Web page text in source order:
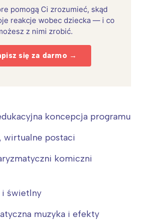
pomogą Ci zrozumieć, skąd
reakcje wobec dziecka — i co
z nimi zrobić.
się za darmo →
koncepcja programu
wirtualne postaci
komiczni
i świetlny
muzyka i efekty